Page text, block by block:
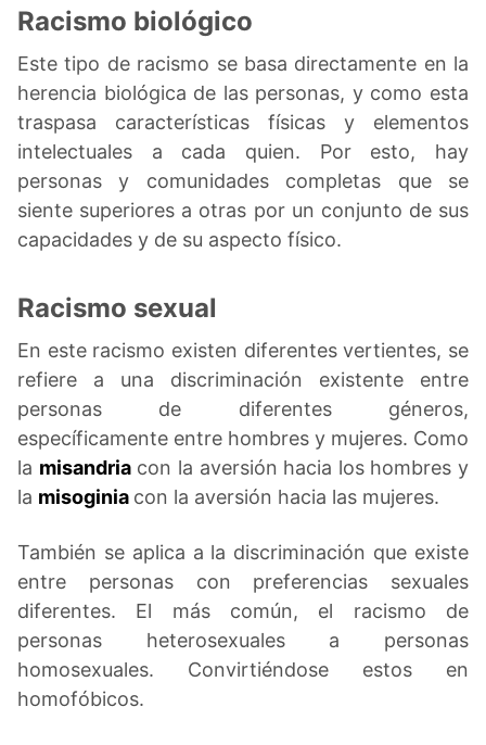
Racismo biológico
Este tipo de racismo se basa directamente en la
herencia biológica de las personas, y como esta
traspasa características físicas y elementos
intelectuales a cada quien. Por esto, hay
personas y comunidades completas que se
siente superiores a otras por un conjunto de sus
capacidades y de su aspecto físico.
Racismo sexual
En este racismo existen diferentes vertientes, se
refiere a una discriminación existente entre
personas de diferentes géneros,
específicamente entre hombres y mujeres. Como
la misandriacon la aversión hacia los hombres y
la misoginia con la aversión hacia las mujeres.
También se aplica a la discriminación que existe
entre personas con preferencias sexuales
diferentes. El más común, el racismo de
personas heterosexuales a personas
homosexuales. Convirtiéndose estos en
homofóbicos.